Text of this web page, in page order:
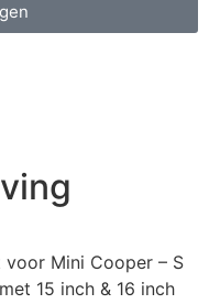
Mini Cooper – S
15 inch & 16 inch